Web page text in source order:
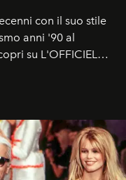
con il suo stile
anni '90 al
su L'OFFICIEL